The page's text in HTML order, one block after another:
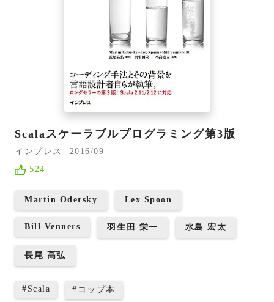
Scalaスケーラブルプログラミング第3版
インプレス
2016/09
524
Martin Odersky Lex Spoon
Bill Venners 羽生田 栄一 水島 宏太
長尾 高弘
# Scala # コップ本